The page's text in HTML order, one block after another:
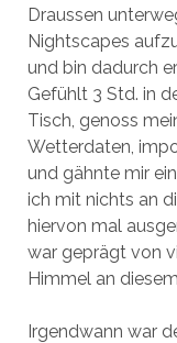
Draussen
Nightscapes
und bin dadurch
Gefühlt 3 Std. in
Tisch, genoss
Wetterdaten,
und gähnte mir
ich mit nichts an
hiervon mal
war geprägt von
Himmel an
Irgendwann war